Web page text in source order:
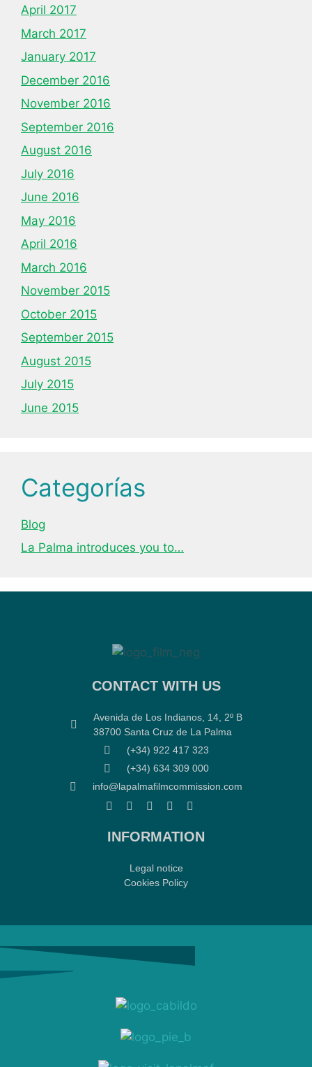
April 2017
March 2017
January 2017
December 2016
November 2016
September 2016
August 2016
July 2016
June 2016
May 2016
April 2016
March 2016
November 2015
October 2015
September 2015
August 2015
July 2015
June 2015
Categorías
Blog
La Palma introduces you to…
CONTACT WITH US
Avenida de Los Indianos, 14, 2º B
38700 Santa Cruz de La Palma
(+34) 922 417 323
(+34) 634 309 000
info@lapalmafilmcommission.com
INFORMATION
Legal notice
Cookies Policy